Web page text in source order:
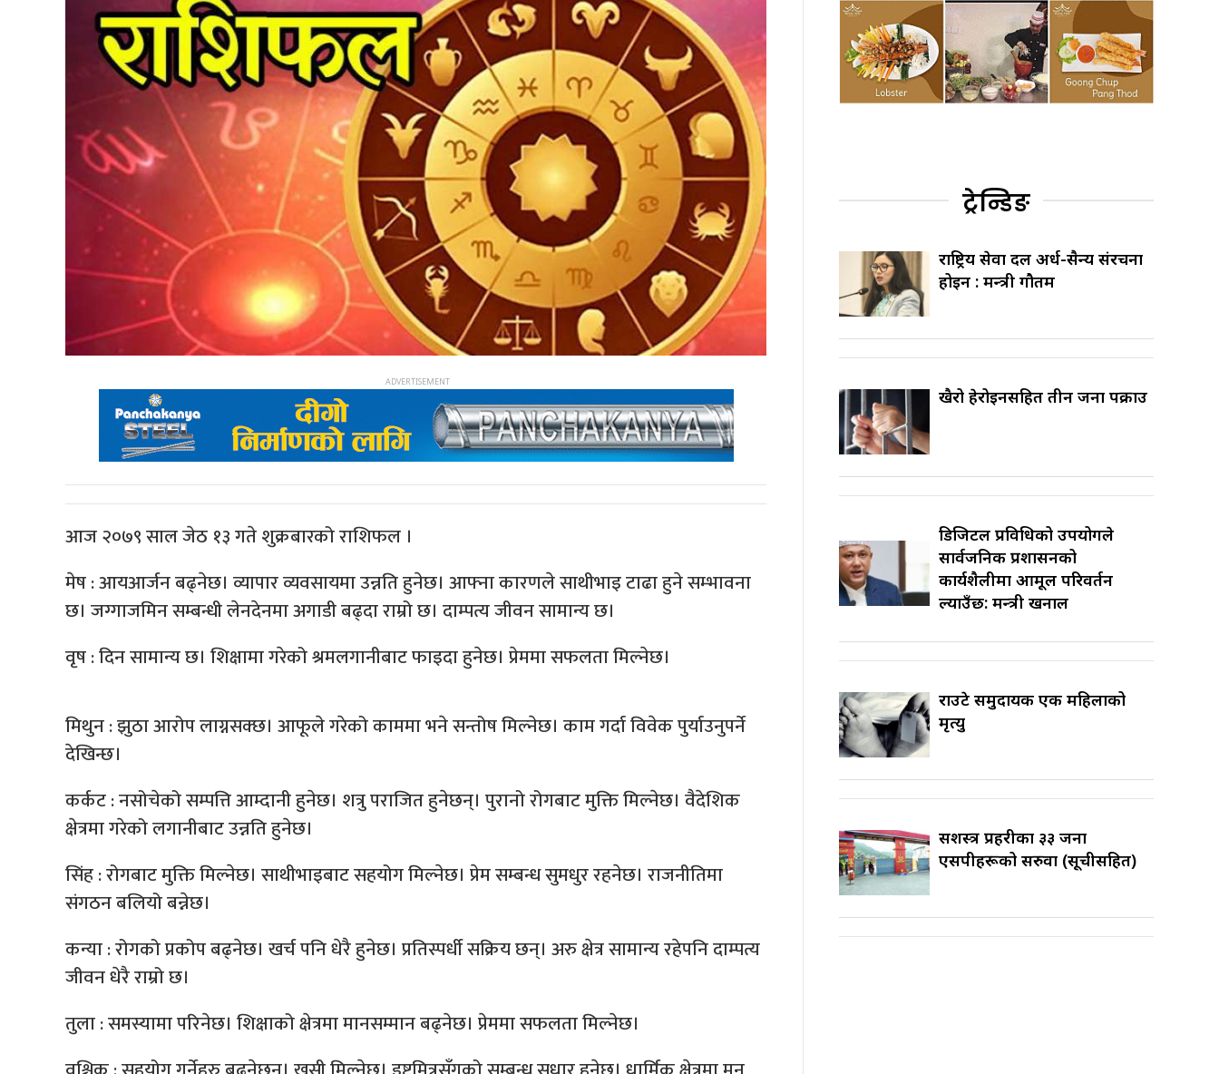
आज २०७९ साल जेठ १३ गते शुक्रबारको राशिफल ।
मेष : आयआर्जन बढ्नेछ। व्यापार व्यवसायमा उन्नति हुनेछ। आफ्ना कारणले साथीभाइ टाढा हुने सम्भावना
छ। जग्गाजमिन सम्बन्धी लेनदेनमा अगाडी बढ्दा राम्रो छ। दाम्पत्य जीवन सामान्य छ।
वृष : दिन सामान्य छ। शिक्षामा गरेको श्रमलगानीबाट फाइदा हुनेछ। प्रेममा सफलता मिल्नेछ।
मिथुन : झुठा आरोप लाग्नसक्छ। आफूले गरेको काममा भने सन्तोष मिल्नेछ। काम गर्दा विवेक पुर्याउनुपर्ने
देखिन्छ।
कर्कट : नसोचेको सम्पत्ति आम्दानी हुनेछ। शत्रु पराजित हुनेछन्। पुरानो रोगबाट मुक्ति मिल्नेछ। वैदेशिक
क्षेत्रमा गरेको लगानीबाट उन्नति हुनेछ।
सिंह : रोगबाट मुक्ति मिल्नेछ। साथीभाइबाट सहयोग मिल्नेछ। प्रेम सम्बन्ध सुमधुर रहनेछ। राजनीतिमा
संगठन बलियो बन्नेछ।
कन्या : रोगको प्रकोप बढ्नेछ। खर्च पनि धेरै हुनेछ। प्रतिस्पर्धी सक्रिय छन्। अरु क्षेत्र सामान्य रहेपनि दाम्पत्य
जीवन धेरै राम्रो छ।
तुला : समस्यामा परिनेछ। शिक्षाको क्षेत्रमा मानसम्मान बढ्नेछ। प्रेममा सफलता मिल्नेछ।
ट्रेन्डिङ
राष्ट्रिय सेवा दल अर्ध-सैन्य संरचना
होइन : मन्त्री गौतम
खैरो हेरोइनसहित तीन जना पक्राउ
डिजिटल प्रविधिको उपयोगले
सार्वजनिक प्रशासनको
कार्यशैलीमा आमूल परिवर्तन
ल्याउँछ: मन्त्री खनाल
राउटे समुदायकी एक महिलाको
मृत्यु
सशस्त्र प्रहरीका ३३ जना
एसपीहरूको सरुवा (सूचीसहित)